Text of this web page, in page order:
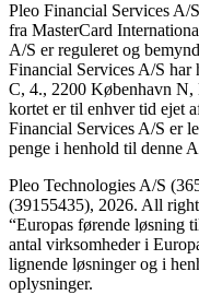
Pleo Financial Services A/
fra MasterCard
A/S er reguleret og
Financial Services A/S
C, 4., 2200 København
kortet er til enhver tid ejet
Financial Services A/S er
penge i henhold til denne
Pleo Technologies A/S
(39155435), 2026. All
“Europas førende løsning
antal virksomheder i
lignende løsninger og i
oplysninger.